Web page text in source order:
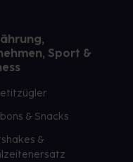
Sport &
& Snacks
&